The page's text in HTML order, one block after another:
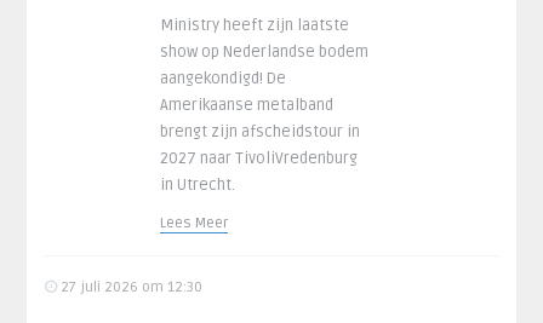
Ministry heeft zijn laatste
show op Nederlandse bodem
aangekondigd! De
Amerikaanse metalband
brengt zijn afscheidstour in
2027 naar TivoliVredenburg
in Utrecht.
Lees Meer
27 juli 2026 om 12:30